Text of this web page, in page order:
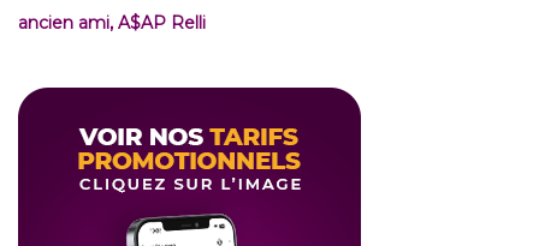
ancien ami, A$AP Relli